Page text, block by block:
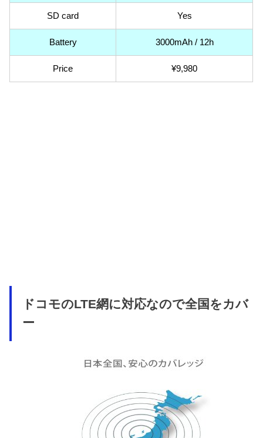
SD card Yes
Battery 3000mAh / 12h
Price ¥9,980
ドコモのLTE網に対応なので全国をカバ
ー